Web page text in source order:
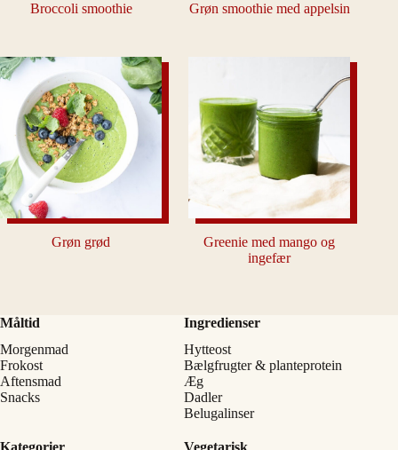
Broccoli smoothie Grøn smoothie med appelsin
Grøn grød
Greenie med mango og
ingefær
Måltid
Morgenmad
Frokost
Aftensmad
Snacks
Ingredienser
Hytteost
Bælgfrugter & planteprotein
Æg
Dadler
Belugalinser
Kategorier Vegetarisk